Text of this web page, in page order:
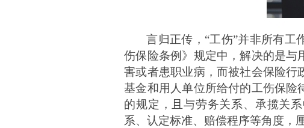
言归正传， “工伤”并非所有工
伤保险条例》规定中，解决的是与
害或者患职业病，而被社会保险行
基金和用人单位所给付的工伤保险
的规定，且与劳务关系、承揽关
系、认定标准、赔偿程序等角度，